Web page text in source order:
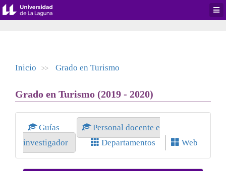
Inicio >> Grado en Turismo
Grado en Turismo (2019 - 2020)
Guías
Personal docente e
investigador
Departamentos Web